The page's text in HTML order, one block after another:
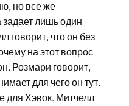
но все же
лишь один
говорит, что он без
на этот вопрос
Розмари говорит,
для чего он тут.
для Хэвок. Митчелл